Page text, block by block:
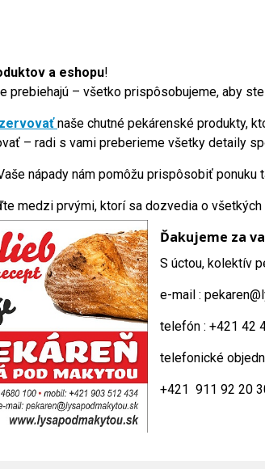
a eshopu!
prebiehajú – všetko prispôsobujeme, aby
naše chutné pekárenské produkty,
– radi s vami preberieme všetky detaily
nápady nám pomôžu prispôsobiť
medzi prvými, ktorí sa dozvedia o všetkých
Ďakujeme za
S úctou, kolektív
e-mail :
telefón : +421 42
telefonické
+421 911 92 20